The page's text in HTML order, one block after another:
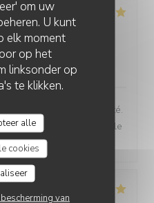
om uw
U kunt
elk moment
op het
linksonder op
te klikken.
alle
cookies
van
/5 Kwaliteit / Prijs
en très bonne quantité.
passé un très agréable